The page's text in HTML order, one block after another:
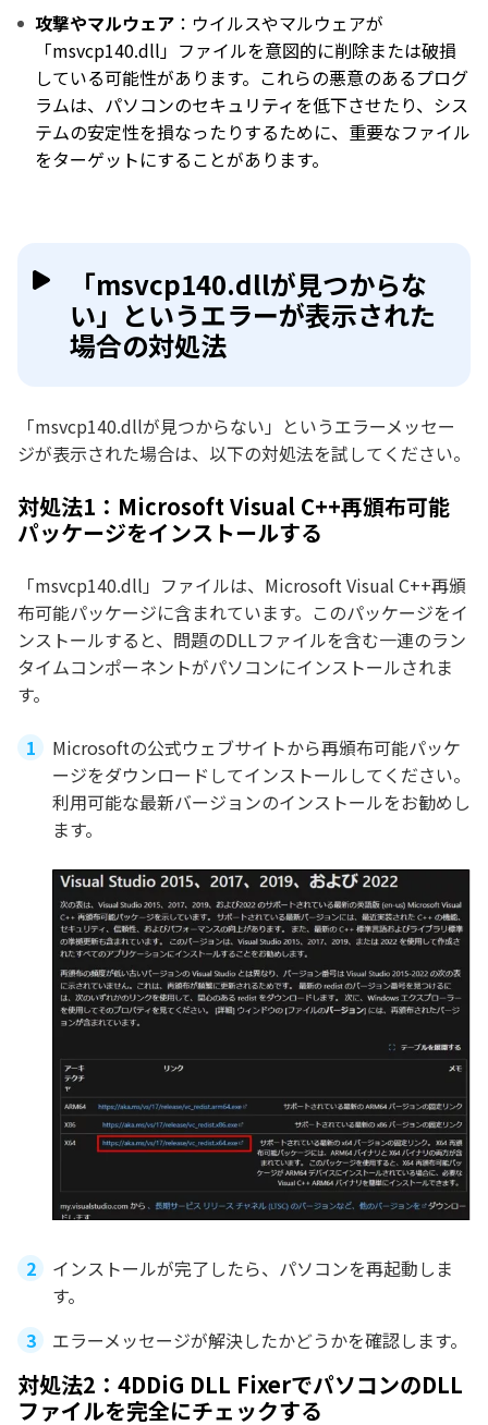
攻撃やマルウェア ：ウイルスやマルウェアが
「msvcp140.dll」ファイルを意図的に削除または破損
している可能性があります。これらの悪意のあるプログ
ラムは、パソコンのセキュリティを低下させたり、シス
テムの安定性を損なったりするために、重要なファイル
をターゲットにすることがあります。
「msvcp140.dllが見つからな
い」というエラーが表示された
場合の対処法
「msvcp140.dllが見つからない」というエラーメッセー
ジが表示された場合は、以下の対処法を試してください。
対処法1：Microsoft Visual C++再頒布可能
パッケージをインストールする
「msvcp140.dll」ファイルは、Microsoft Visual C++再頒
布可能パッケージに含まれています。このパッケージをイ
ンストールすると、問題のDLLファイルを含む一連のラン
タイムコンポーネントがパソコンにインストールされま
す。
Microsoftの公式ウェブサイトから再頒布可能パッケ
ージをダウンロードしてインストールしてください。
利用可能な最新バージョンのインストールをお勧めし
ます。
インストールが完了したら、パソコンを再起動しま
す。
エラーメッセージが解決したかどうかを確認します。
対処法2：4DDiG DLL FixerでパソコンのDLL
ファイルを完全にチェックする